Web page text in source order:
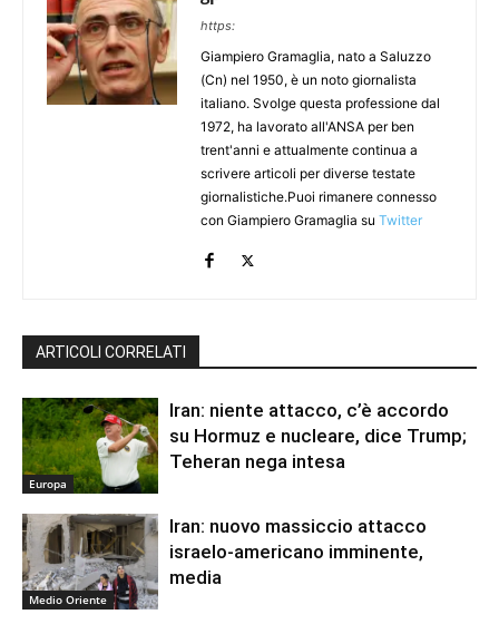
https:
Giampiero Gramaglia, nato a Saluzzo
(Cn) nel 1950, è un noto giornalista
italiano. Svolge questa professione dal
1972, ha lavorato all'ANSA per ben
trent'anni e attualmente continua a
scrivere articoli per diverse testate
giornalistiche.Puoi rimanere connesso
con Giampiero Gramaglia su Twitter
ARTICOLI CORRELATI
Europa
Iran: niente attacco, c’è accordo
su Hormuz e nucleare, dice Trump;
Teheran nega intesa
Medio Oriente
Iran: nuovo massiccio attacco
israelo-americano imminente,
media